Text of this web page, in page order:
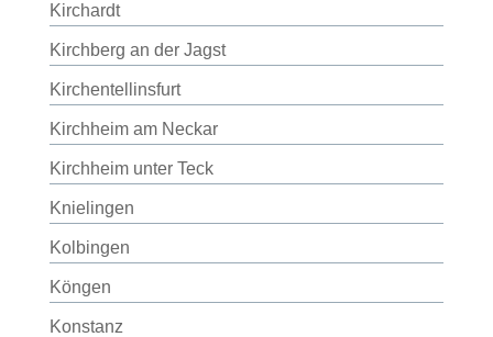
Kirchardt
Kirchberg an der Jagst
Kirchentellinsfurt
Kirchheim am Neckar
Kirchheim unter Teck
Knielingen
Kolbingen
Köngen
Konstanz